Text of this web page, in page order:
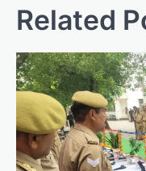
s
t
n
a
v
i
g
Related